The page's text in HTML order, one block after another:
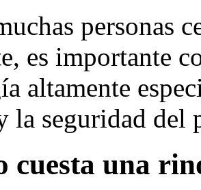
personas
es importante
altamente
la seguridad del
cuesta una